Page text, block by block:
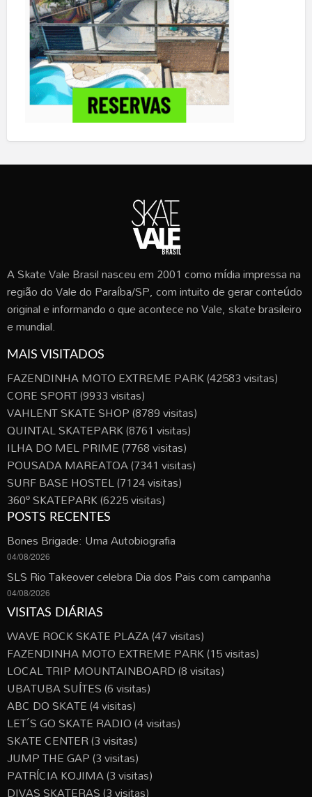
A Skate Vale Brasil nasceu em 2001 como mídia impressa na
região do Vale do Paraíba/SP, com intuito de gerar conteúdo
original e informando o que acontece no Vale, skate brasileiro
e mundial.
MAIS VISITADOS
FAZENDINHA MOTO EXTREME PARK(42583 visitas)
CORE SPORT(9933 visitas)
VAHLENT SKATE SHOP(8789 visitas)
QUINTAL SKATEPARK(8761 visitas)
ILHA DO MEL PRIME(7768 visitas)
POUSADA MAREATOA(7341 visitas)
SURF BASE HOSTEL(7124 visitas)
360º SKATEPARK(6225 visitas)
POSTS RECENTES
Bones Brigade: Uma Autobiografia
04/08/2026
SLS Rio Takeover celebra Dia dos Pais com campanha
04/08/2026
VISITAS DIÁRIAS
WAVE ROCK SKATE PLAZA(47 visitas)
FAZENDINHA MOTO EXTREME PARK(15 visitas)
LOCAL TRIP MOUNTAINBOARD(8 visitas)
UBATUBA SUÍTES(6 visitas)
ABC DO SKATE(4 visitas)
LET´S GO SKATE RADIO(4 visitas)
SKATE CENTER(3 visitas)
JUMP THE GAP(3 visitas)
PATRÍCIA KOJIMA(3 visitas)